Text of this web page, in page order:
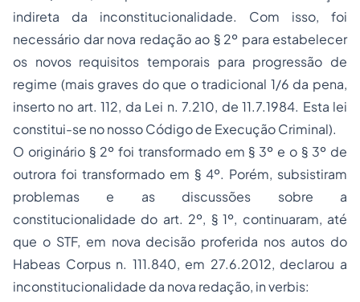
indireta da inconstitucionalidade. Com isso, foi
necessário dar nova redação ao § 2º para estabelecer
os novos requisitos temporais para progressão de
regime (mais graves do que o tradicional 1/6 da pena,
inserto no art. 112, da Lei n. 7.210, de 11.7.1984. Esta lei
constitui-se no nosso Código de Execução Criminal).
O originário § 2º foi transformado em § 3º e o § 3º de
outrora foi transformado em § 4º. Porém, subsistiram
problemas e as discussões sobre a
constitucionalidade do art. 2º, § 1º, continuaram, até
que o STF, em nova decisão proferida nos autos do
Habeas Corpusn. 111.840, em 27.6.2012, declarou a
inconstitucionalidade da nova redação, in verbis: